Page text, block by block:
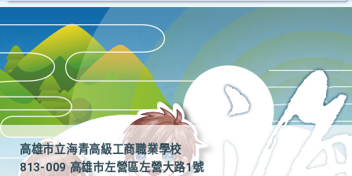
高雄市立海青高級工商職業學校
813-009 高雄市左營區左營大路1號